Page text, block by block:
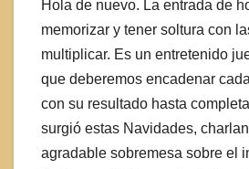
Hola de nuevo. La entrada de
memorizar y tener soltura con
multiplicar. Es un entretenido
que deberemos encadenar
con su resultado hasta
surgió estas Navidades,
agradable sobremesa sobre el